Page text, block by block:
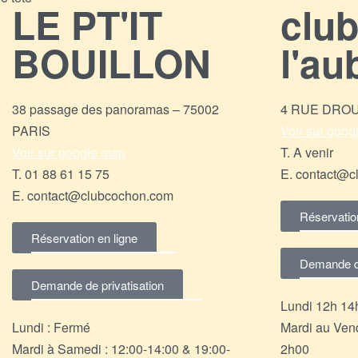
LE PT'IT
BOUILLON
38 passage des panoramas – 75002
PARIS
Voir sur google map
T. 01 88 61 15 75
E. contact@clubcochon.com
Réservation en ligne
Demande de privatisation
Lundi : Fermé
Mardi à Samedi : 12:00-14:00 & 19:00-
4 RUE
Voir sur
T. A venir
E.
Demande
Lundi 12h
Mardi au
2h00